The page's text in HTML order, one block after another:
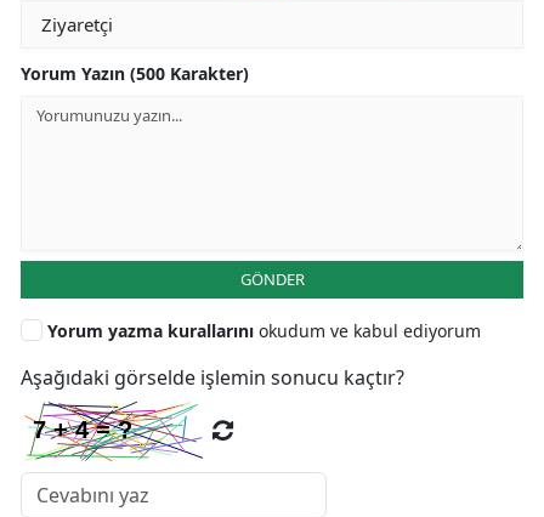
Yorum Yazın (500 Karakter)
GÖNDER
Yorum yazma kurallarını okudum ve kabul ediyorum
Aşağıdaki görselde işlemin sonucu kaçtır?